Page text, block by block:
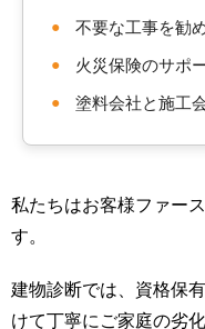
● 不要な工事を勧
● 火災保険のサポ
● 塗料会社と施工
私たちはお客様ファー
す。
建物診断では、資格保
けて丁寧にご家庭の劣